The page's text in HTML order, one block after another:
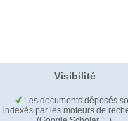
Visibilité
Les documents déposés
indexés par les moteurs de